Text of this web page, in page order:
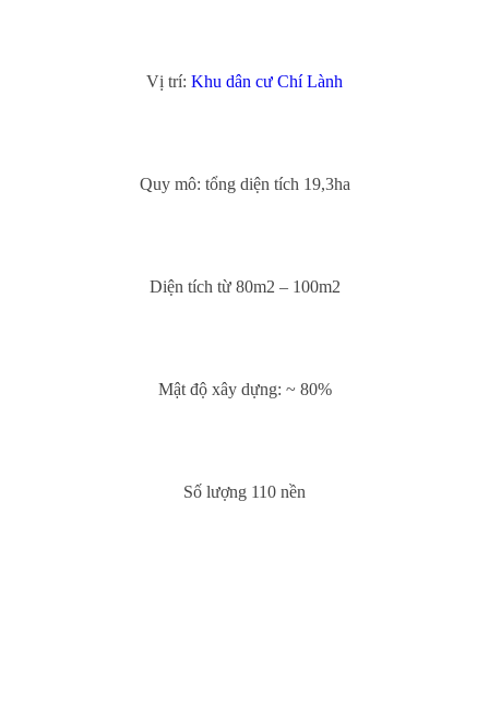
Vị trí: Khu dân cư Chí Lành
Quy mô: tổng diện tích 19,3ha
Diện tích từ 80m2 – 100m2
Mật độ xây dựng: ~ 80%
Số lượng 110 nền